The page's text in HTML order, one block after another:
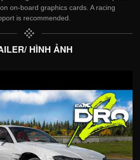
on-board graphics cards. A racing
is recommended.
HÌNH ẢNH